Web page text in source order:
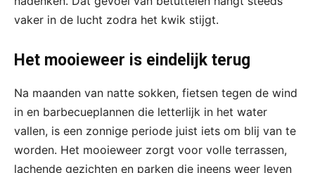
vaker in de lucht zodra het kwik stijgt.
Het mooieweer is eindelijk terug
Na maanden van natte sokken, fietsen tegen de wind
in en barbecueplannen die letterlijk in het water
vallen, is een zonnige periode juist iets om blij van te
worden. Het mooieweer zorgt voor volle terrassen,
lachende gezichten en parken die ineens weer leven